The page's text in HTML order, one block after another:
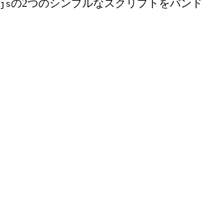
の2つのシンプルなスクリプトをバンド